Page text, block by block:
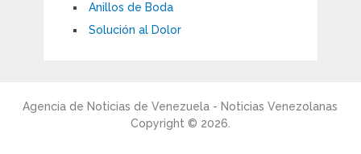
Anillos de Boda
Solución al Dolor
Agencia de Noticias de Venezuela - Noticias Venezolanas
Copyright © 2026.